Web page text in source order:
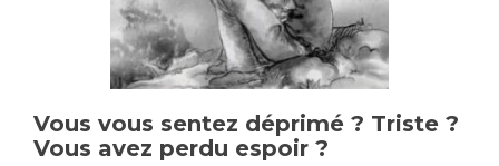
Vous vous sentez déprimé ? Triste ?
Vous avez perdu espoir ?